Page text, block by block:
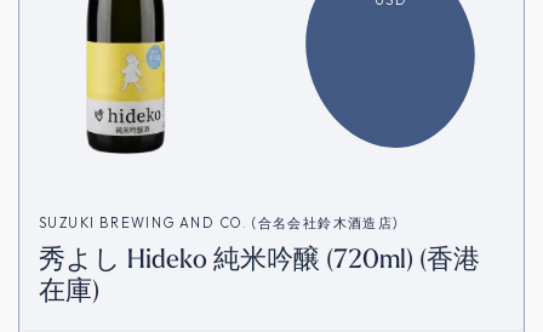
SUZUKI BREWING AND CO. (合名会社鈴木酒造店)
秀よし Hideko 純米吟醸 (720ml) (香港
在庫)